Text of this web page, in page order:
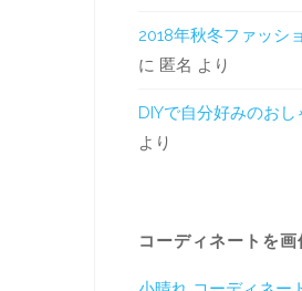
2018年秋冬ファッシ
に 匿名 より
DIYで自分好みのおし
より
コーディネートを画